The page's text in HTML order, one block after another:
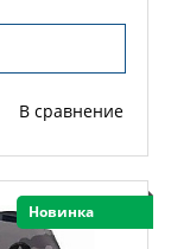
В сравнение
Новинка